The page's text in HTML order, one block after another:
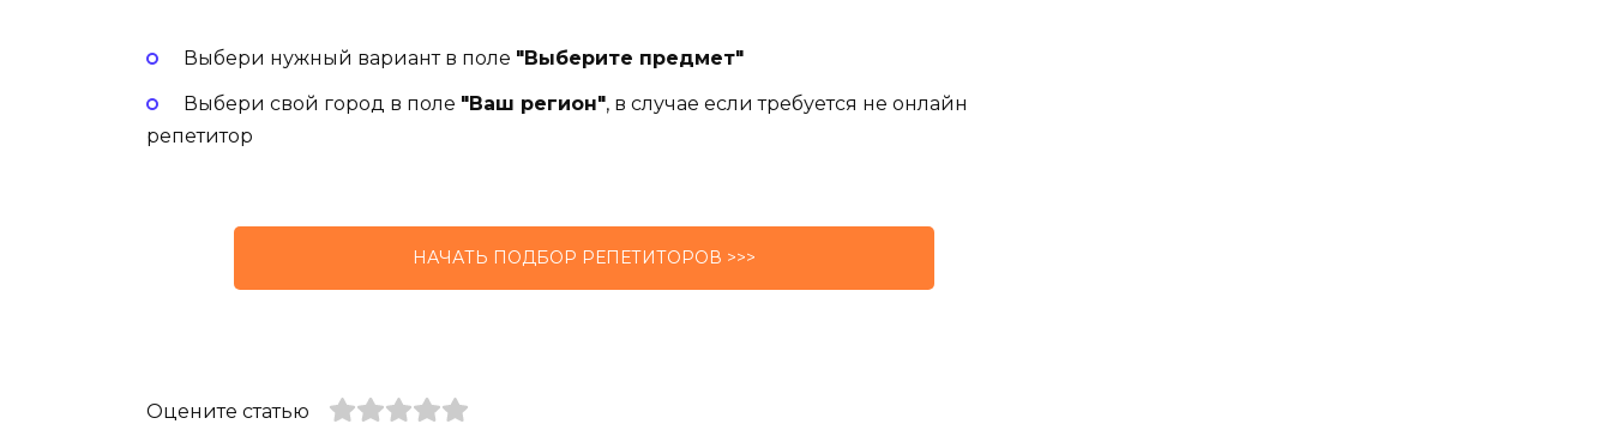
Выбери нужный вариант в поле "Выберите предмет"
Выбери свой город в поле "Ваш регион", в случае если требуется не онлайн
репетитор
НАЧАТЬ ПОДБОР РЕПЕТИТОРОВ >>>
Оцените статью